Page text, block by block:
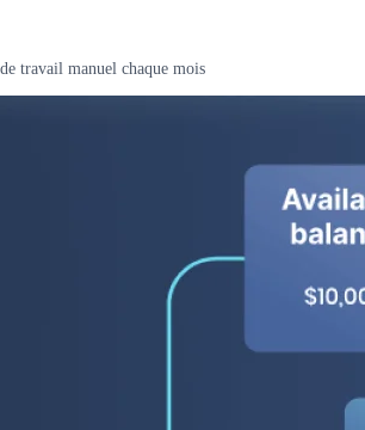
travail manuel chaque mois